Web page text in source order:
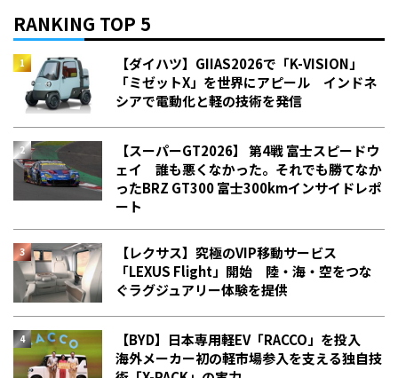
RANKING TOP 5
【ダイハツ】GIIAS2026で「K-VISION」
「ミゼットX」を世界にアピール インドネ
シアで電動化と軽の技術を発信
【スーパーGT2026】 第4戦 富士スピードウ
ェイ 誰も悪くなかった。それでも勝てなか
った――BRZ GT300 富士300kmインサイドレポ
ート
【レクサス】究極のVIP移動サービス
「LEXUS Flight」開始 陸・海・空をつな
ぐラグジュアリー体験を提供
【BYD】日本専用軽EV「RACCO」を投入
海外メーカー初の軽市場参入を支える独自技